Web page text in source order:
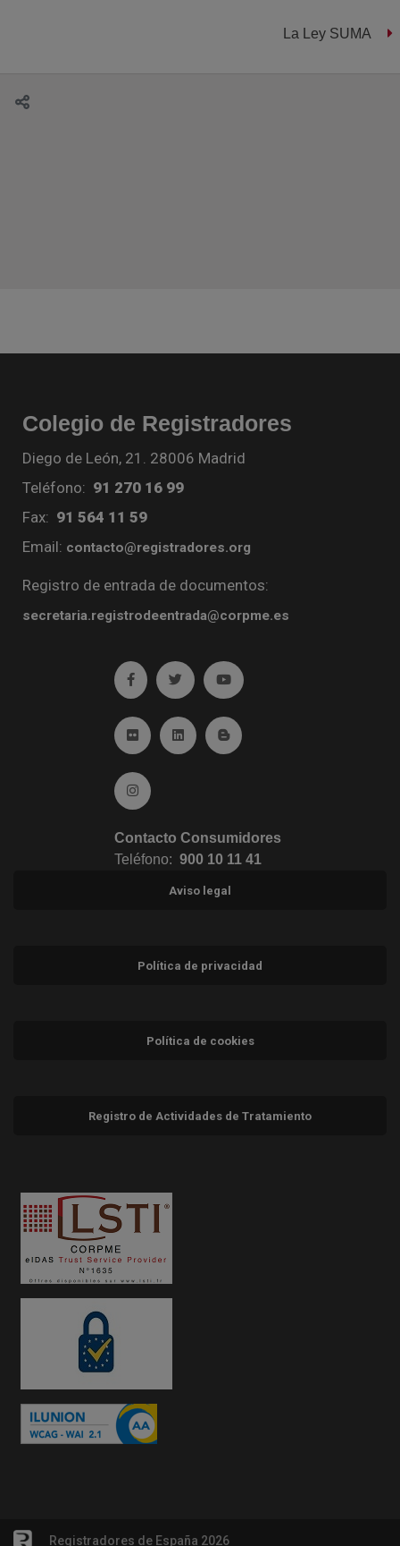
La Ley SUMA
Colegio de Registradores
Diego de León, 21. 28006 Madrid
Teléfono: 91 270 16 99
Fax: 91 564 11 59
Email: contacto@registradores.org
Registro de entrada de documentos:
secretaria.registrodeentrada@corpme.es
Ir a facebook (abre en ventana nueva)
Ir a twitter (abre en ventana nueva)
Ir a YouTube (abre en
Ir a Flickr (abre en ventana nueva)
Ir a Linkedin (abre en ventana nueva)
Ir al Blog (abre en ventana
Ir a Instagram (abre en ventana nueva)
Contacto Consumidores
Teléfono: 900 10 11 41
Aviso legal
Política de privacidad
Política de cookies
Registro de Actividades de Tratamiento
Registradores de España 2026